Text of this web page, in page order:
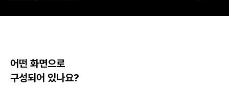
어떤 화면으로
구성되어 있나요?